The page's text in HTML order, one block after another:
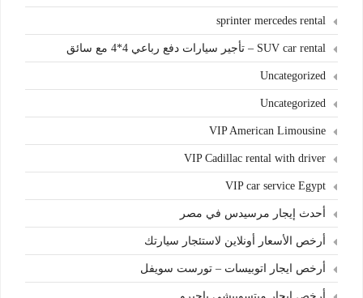
sprinter mercedes rental
SUV car rental – تأجير سيارات دفع رباعي 4*4 مع سائق
Uncategorized
Uncategorized
VIP American Limousine
VIP Cadillac rental with driver
VIP car service Egypt
أحدث إيجار مرسيدس في مصر
أرخص الأسعار أونلاين لاستئجار سيارتك
أرخص ايجار اتوبيسات – تورست سويفل